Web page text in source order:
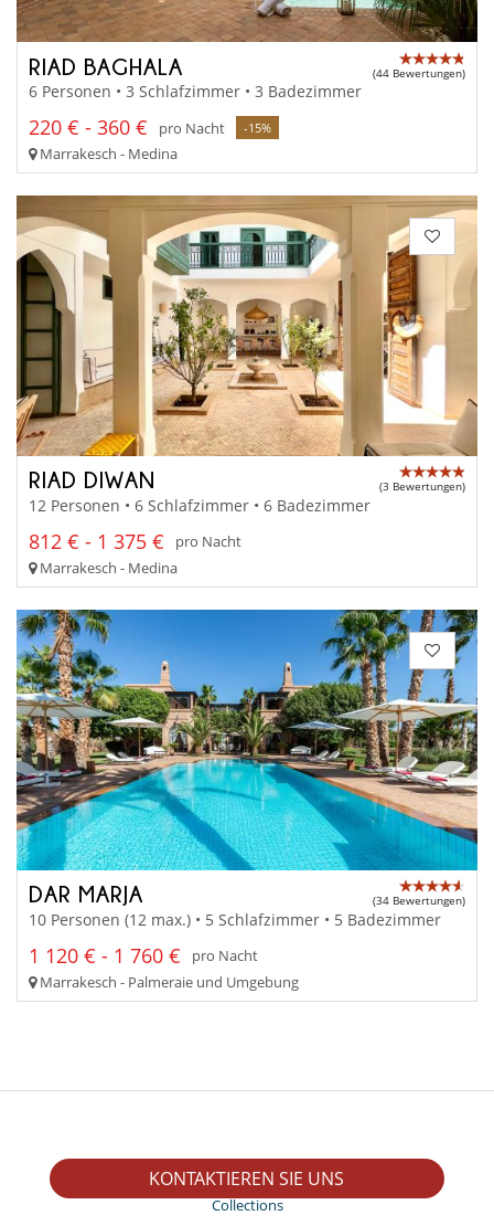
KONTAKTIEREN SIE UNS
RIAD BAGHALA (44 Bewertungen)
6 Personen • 3 Schlafzimmer • 3 Badezimmer
220 € - 360 € pro Nacht -15%
Marrakesch - Medina
RIAD DIWAN (3 Bewertungen)
12 Personen • 6 Schlafzimmer • 6 Badezimmer
812 € - 1 375 €
pro Nacht
Marrakesch - Medina
DAR MARJA (34 Bewertungen)
10 Personen (12 max.) • 5 Schlafzimmer • 5 Badezimmer
1 120 € - 1 760 €
pro Nacht
Marrakesch - Palmeraie und Umgebung
Villa Marrakech
Collections